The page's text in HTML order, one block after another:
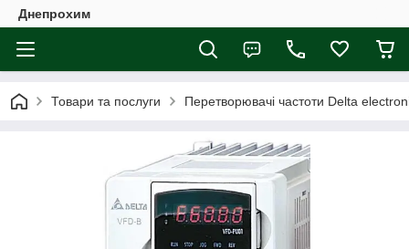
Днепрохим
Товари та послуги Перетворювачі частоти Delta